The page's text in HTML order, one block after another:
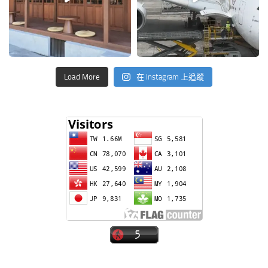
Load More 在 Instagram 上追蹤